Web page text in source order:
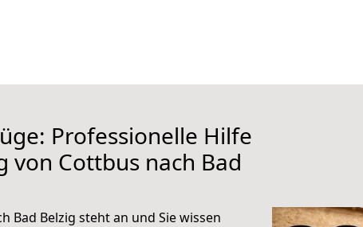
Professionelle Hilfe
von Cottbus nach Bad
Bad Belzig steht an und Sie wissen